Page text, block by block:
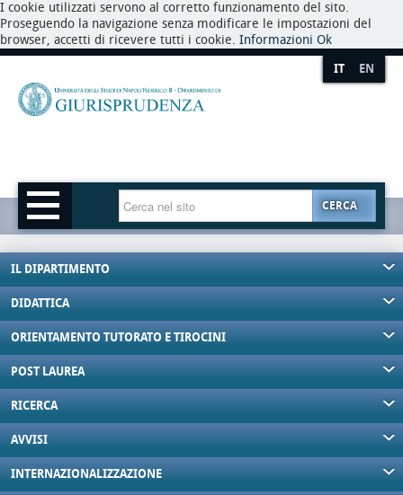
I cookie utilizzati servono al corretto funzionamento del sito.
Proseguendo la navigazione senza modificare le impostazioni del
browser, accetti di ricevere tutti i cookie. Informazioni Ok
IT EN
CERCA
IL DIPARTIMENTO
DIDATTICA
ORIENTAMENTO TUTORATO E TIROCINI
POST LAUREA
RICERCA
AVVISI
INTERNAZIONALIZZAZIONE